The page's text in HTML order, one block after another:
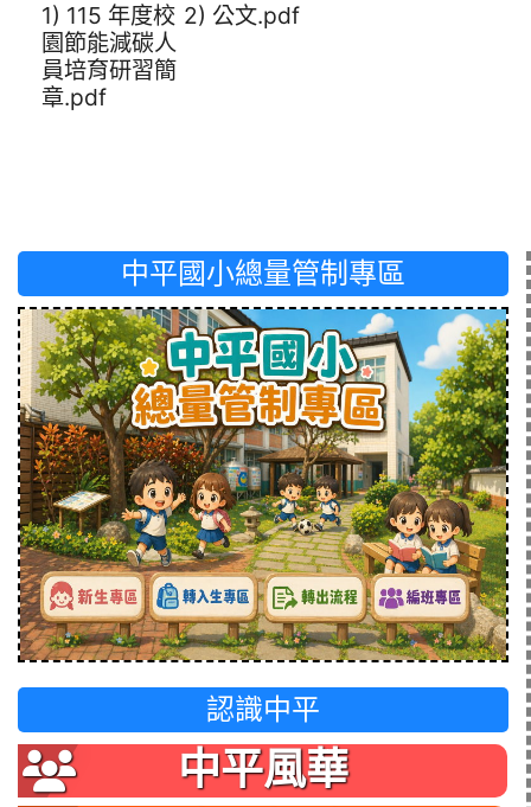
1) 115 年度校
園節能減碳人
員培育研習簡
章.pdf
2) 公文.pdf
中平國小總量管制專區
認識中平
中平風華